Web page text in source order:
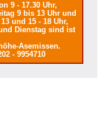
9 - 17.30 Uhr,
9 bis 13 Uhr und
und 15 - 18 Uhr,
Dienstag sind ist
Asemissen.
- 9954710